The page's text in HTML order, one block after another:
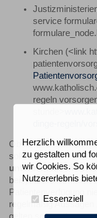
service
Kirchen (<link
regeln
dinge-regeln/
Ob im Einzelfall ein
sollte der Patient
unterschiedliche
beispielsweise in den
Patientenverfügung
regelmäßig Aussagen
Herzlich
zu gestalten und
wir Cookies. So
Nutzererlebnis
Essenziell